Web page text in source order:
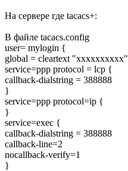
Hа сервере где tacacs+:
В файле tacacs.config
user= mylogin {
global = cleartext "xxxxxxxxxx"
service=ppp protocol = lcp {
callback-dialstring = 388888
}
service=ppp protocol=ip {
}
service=exec {
callback-dialstring = 388888
callback-line=2
nocallback-verify=1
}